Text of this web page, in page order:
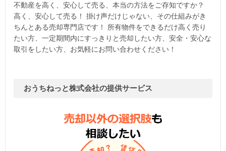
不動産を⾼く、安⼼して売る、本当の⽅法をご存知ですか？
⾼く、安⼼して売る！ 掛け声だけじゃない、その仕組みがき
ちんとある売却専門店です！ 所有物件をできるだけ⾼く売り
たい⽅、一定期間内にすっきりと売却したい⽅、安全・安⼼な
取引をしたい⽅、お気軽にお問い合わせください！
おうちねっと株式会社の提供サービス
お問い合わせ